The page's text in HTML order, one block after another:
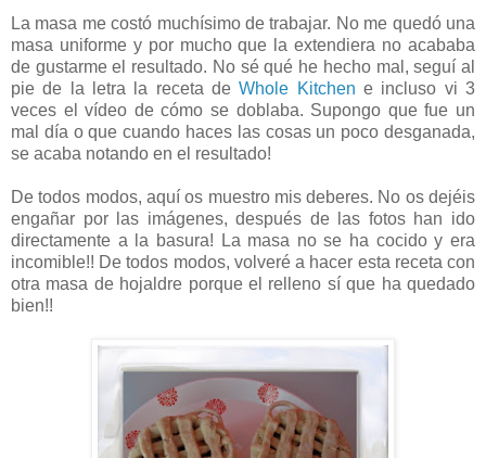
La masa me costó muchísimo de trabajar. No me quedó una
masa uniforme y por mucho que la extendiera no acababa
de gustarme el resultado. No sé qué he hecho mal, seguí al
pie de la letra la receta deWhole Kitchen e incluso vi 3
veces el vídeo de cómo se doblaba. Supongo que fue un
mal día o que cuando haces las cosas un poco desganada,
se acaba notando en el resultado!
De todos modos, aquí os muestro mis deberes. No os dejéis
engañar por las imágenes, después de las fotos han ido
directamente a la basura! La masa no se ha cocido y era
incomible!! De todos modos, volveré a hacer esta receta con
otra masa de hojaldre porque el relleno sí que ha quedado
bien!!